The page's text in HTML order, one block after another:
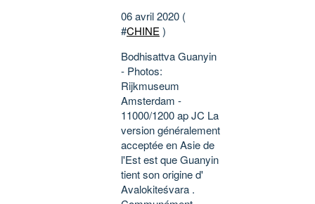
06 avril 2020 (
#CHINE)
Bodhisattva Guanyin
- Photos:
Rijkmuseum
Amsterdam -
11000/1200 ap JC La
version généralement
acceptée en Asie de
l'Est est que Guanyin
tient son origine d'
Avalokiteśvara .